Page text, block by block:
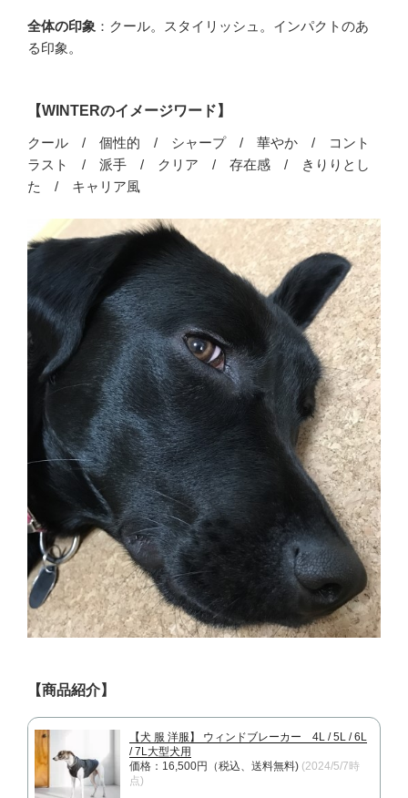
全体の印象 ：クール。スタイリッシュ。インパクトのあ
る印象。
【WINTERのイメージワード】
クール / 個性的 / シャープ / 華やか / コント
ラスト / 派手 / クリア / 存在感 / きりりとし
た / キャリア風
【商品紹介】
【犬 服 洋服】 ウィンドブレーカー 4L / 5L / 6L
/ 7L大型犬用
価格：16,500円（税込、送料無料) (2024/5/7時
点)